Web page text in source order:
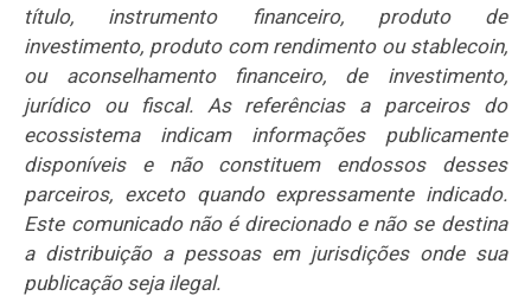
título, instrumento financeiro, produto de
investimento, produto com rendimento ou stablecoin,
ou aconselhamento financeiro, de investimento,
jurídico ou fiscal. As referências a parceiros do
ecossistema indicam informações publicamente
disponíveis e não constituem endossos desses
parceiros, exceto quando expressamente indicado.
Este comunicado não é direcionado e não se destina
a distribuição a pessoas em jurisdições onde sua
publicação seja ilegal.